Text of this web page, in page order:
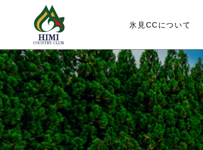
氷見CC について